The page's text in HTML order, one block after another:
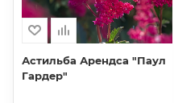
Астильба Арендса "Паул
Гардер"